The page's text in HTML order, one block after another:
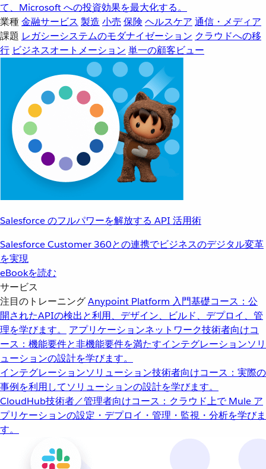
て、Microsoft への投資効果を最大化する。
業種金融サービス 製造 小売 保険 ヘルスケア 通信・メディア
課題 レガシーシステムのモダナイゼーション クラウドへの移
行 ビジネスオートメーション 単一の顧客ビュー
Salesforce のフルパワーを解放する API 活用術
Salesforce Customer 360との連携でビジネスのデジタル変革
を実現
eBookを読む
サービス
注目のトレーニングAnypoint Platform 入門基礎コース：公
開されたAPIの検出と利用、デザイン、ビルド、デプロイ、管
理を学びます。
アプリケーションネットワーク技術者向けコ
ース：機能要件と非機能要件を満たすインテグレーションソリ
ューションの設計を学びます。
インテグレーションソリューション技術者向けコース：実際の
事例を利用してソリューションの設計を学びます。
CloudHub技術者／管理者向けコース：クラウド上で Mule ア
プリケーションの設定・デプロイ・管理・監視・分析を学びま
す。